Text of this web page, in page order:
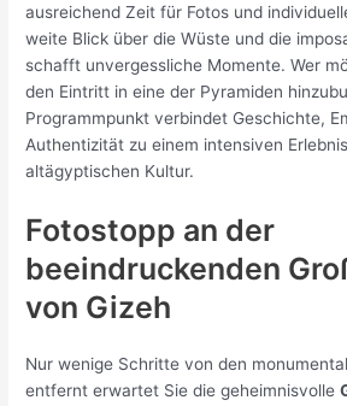
ausreichend Zeit für Fotos und
weite Blick über die Wüste und die
schafft unvergessliche Momente. Wer
den Eintritt in eine der Pyramiden
Programmpunkt verbindet Geschichte,
Authentizität zu einem intensiven
altägyptischen Kultur.
Fotostopp an der
beeindruckenden
von Gizeh
Nur wenige Schritte von den
entfernt erwartet Sie die geheimnisvolle